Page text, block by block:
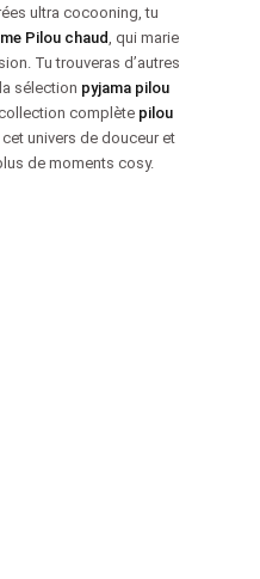
ultra cocooning, tu
Pilou chaud, qui marie
Tu trouveras d’autres
sélection pyjama pilou
complète pilou
univers de douceur et
de moments cosy.